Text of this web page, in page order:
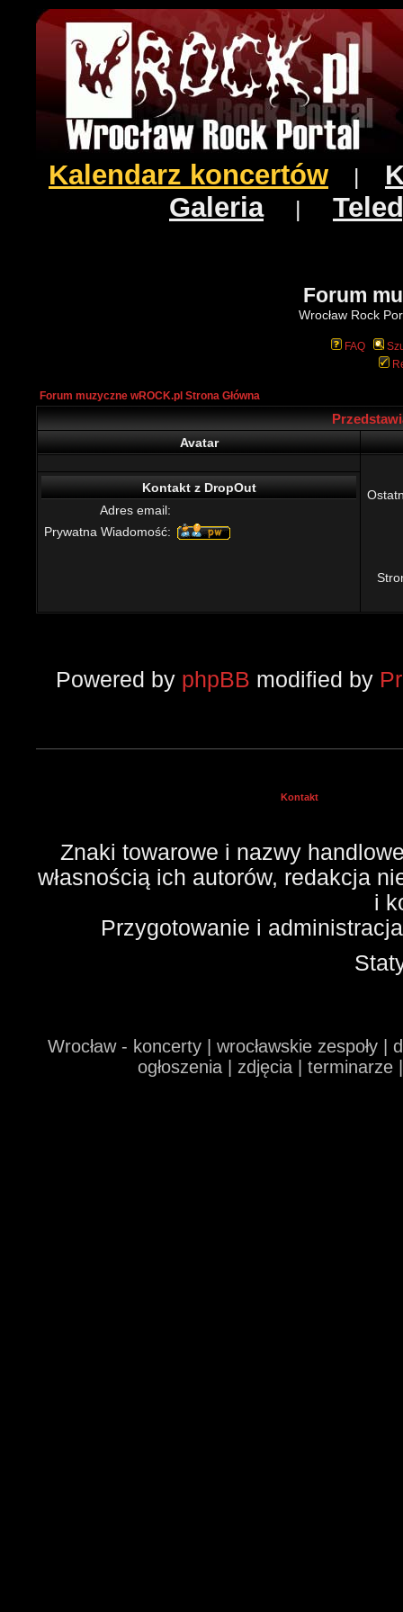
Kalendarz koncertów
Galeria|
Forum
Wrocław Rock
FAQ
Forum muzyczne wROCK.pl Strona Główna
Avatar
Kontakt z DropOut
Adres email:
Prywatna Wiadomość:
Powered by phpBB modified by
Kontakt
Znaki towarowe i nazwy
własnością ich autorów, redakcja
i
Przygotowanie i
Wrocław - koncerty | wrocławskie zespoły
ogłoszenia | zdjęcia |